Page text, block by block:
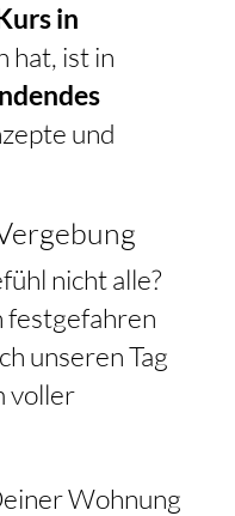
in
hat, ist in
und
nicht alle?
festgefahren
unseren Tag
voller
Wohnung